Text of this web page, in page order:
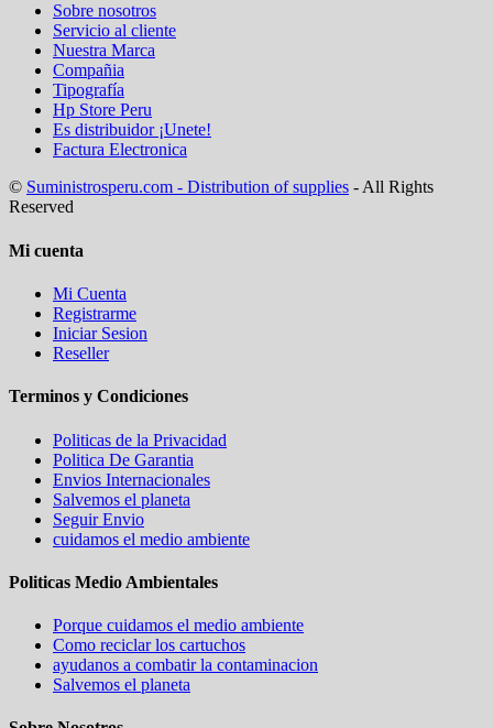
Sobre nosotros
Servicio al cliente
Nuestra Marca
Compañia
Tipografía
Hp Store Peru
Es distribuidor ¡Unete!
Factura Electronica
© Suministrosperu.com - Distribution of supplies - All Rights
Reserved
Mi cuenta
Mi Cuenta
Registrarme
Iniciar Sesion
Reseller
Terminos y Condiciones
Politicas de la Privacidad
Politica De Garantia
Envios Internacionales
Salvemos el planeta
Seguir Envio
cuidamos el medio ambiente
Politicas Medio Ambientales
Porque cuidamos el medio ambiente
Como reciclar los cartuchos
ayudanos a combatir la contaminacion
Salvemos el planeta